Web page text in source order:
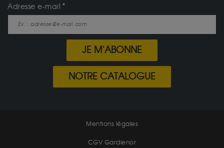
Adresse e-mail
JE M'ABONNE
NOTRE CATALOGUE
Mentions légales
CGV Gardienor